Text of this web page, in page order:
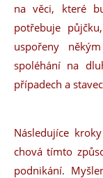
na věci, které
potřebuje
uspořeny
spoléhání na
případech a
Následujíce
chová tímto
podnikání.